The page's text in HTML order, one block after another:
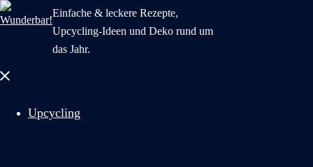
Einfache & leckere Rezepte,
Upcycling-Ideen und Deko rund um
das Jahr.
Menü
Upcycling